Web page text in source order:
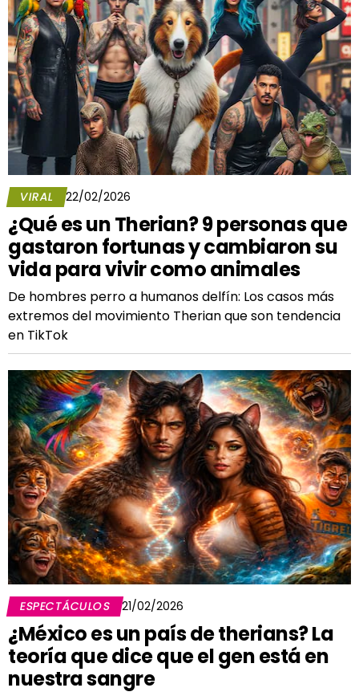
VIRAL 22/02/2026
¿Qué es un Therian? 9 personas que
gastaron fortunas y cambiaron su
vida para vivir como animales
De hombres perro a humanos delfín: Los casos más
extremos del movimiento Therian que son tendencia
en TikTok
ESPECTÁCULOS 21/02/2026
¿México es un país de therians? La
teoría que dice que el gen está en
nuestra sangre